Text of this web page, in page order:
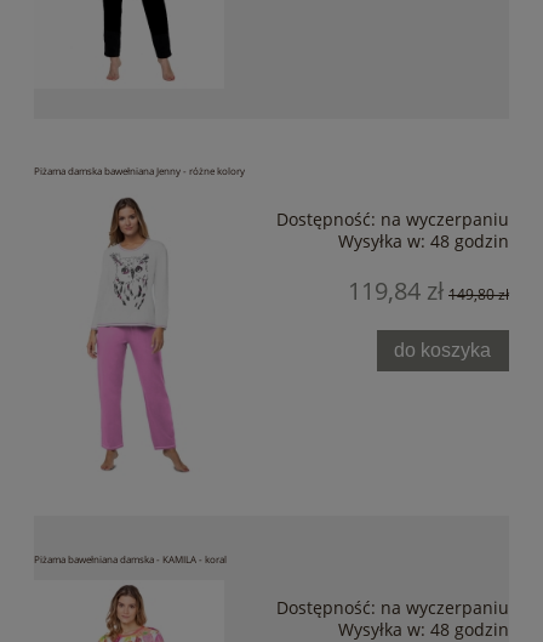
Piżama damska bawełniana Jenny - różne kolory
Dostępność: na wyczerpaniu
Wysyłka w: 48 godzin
119,84 zł 149,80 zł
do koszyka
Piżama bawełniana damska - KAMILA - koral
Dostępność: na wyczerpaniu
Wysyłka w: 48 godzin